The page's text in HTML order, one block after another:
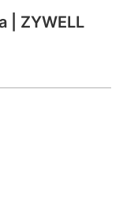
| ZYWELL